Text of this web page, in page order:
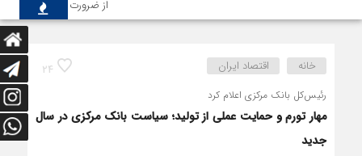
از ضرورت اصلاح رویه‌های
24 خانه اقتصاد ایران
رئیس‌کل بانک مرکزی اعلام کرد
مهار تورم و حمایت عملی از تولید؛ سیاست بانک مرکزی در سال
جدید